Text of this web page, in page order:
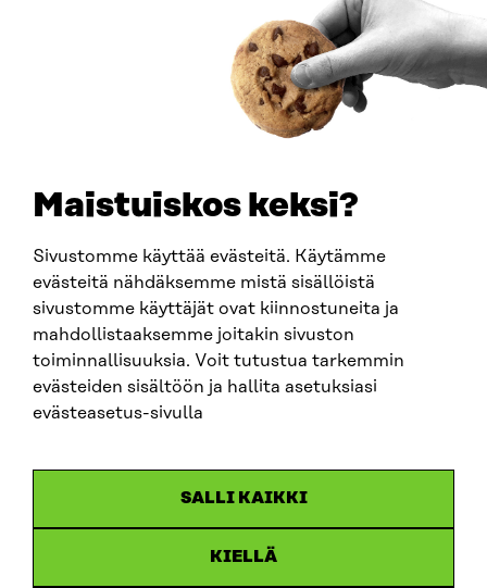
Maistuiskos keksi?
Sivustomme käyttää evästeitä. Käytämme
evästeitä nähdäksemme mistä sisällöistä
sivustomme käyttäjät ovat kiinnostuneita ja
mahdollistaaksemme joitakin sivuston
toiminnallisuuksia. Voit tutustua tarkemmin
evästeiden sisältöön ja hallita asetuksiasi
evästeasetus-sivulla
SALLI KAIKKI
KIELLÄ
SITRA SOSIAALISESSA MEDIASSA
LinkedIn
Instagram
YouTube